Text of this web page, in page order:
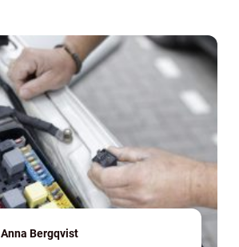
Anna Bergqvist